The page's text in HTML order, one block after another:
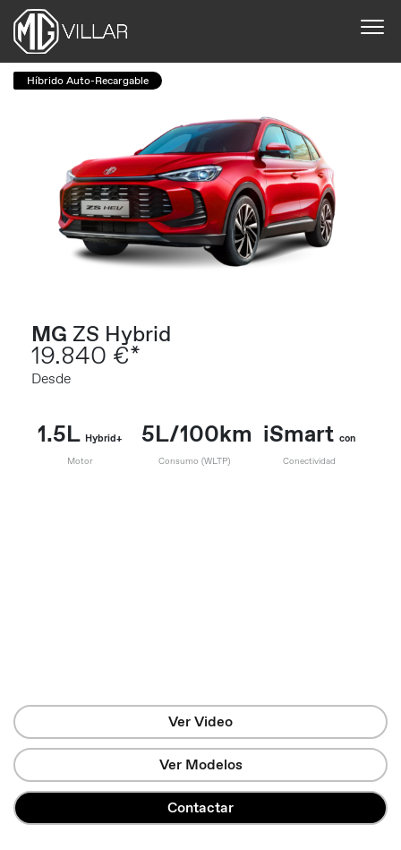
Híbrido Auto-Recargable
MG ZS Hybrid
19.840 €*
Desde
1.5L Hybrid+
Motor
5L/100km
Consumo (WLTP)
iSmart con
Conectividad
Ver Video
Ver Modelos
Contactar